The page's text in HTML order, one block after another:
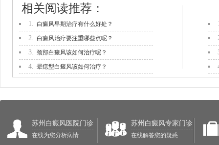
1. 白癜风早期治疗有什么好处？
2. 白癜风治疗要注重哪些点呢？
3. 颈部白癜风该如何治疗呢？
4. 晕痣型白癜风该如何治疗？
相关阅读推荐：
苏州白癜风医院门诊
在线为您分析病情
苏州白癜风专家门诊
在线解答您的疑惑